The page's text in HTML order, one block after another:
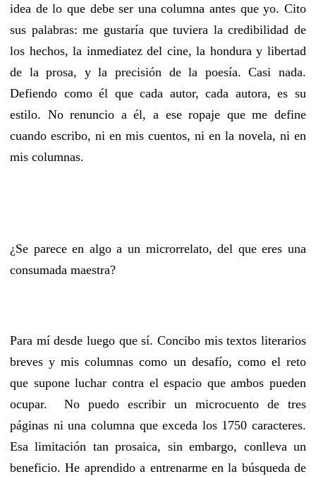
idea de lo que debe ser una columna antes que yo. Cito
sus palabras: me gustaría que tuviera la credibilidad de
los hechos, la inmediatez del cine, la hondura y libertad
de la prosa, y la precisión de la poesía. Casi nada.
Defiendo como él que cada autor, cada autora, es su
estilo. No renuncio a él, a ese ropaje que me define
cuando escribo, ni en mis cuentos, ni en la novela, ni en
mis columnas.
¿Se parece en algo a un microrrelato, del que eres una
consumada maestra?
Para mí desde luego que sí. Concibo mis textos literarios
breves y mis columnas como un desafío, como el reto
que supone luchar contra el espacio que ambos pueden
ocupar. No puedo escribir un microcuento de tres
páginas ni una columna que exceda los 1750 caracteres.
Esa limitación tan prosaica, sin embargo, conlleva un
beneficio. He aprendido a entrenarme en la búsqueda de